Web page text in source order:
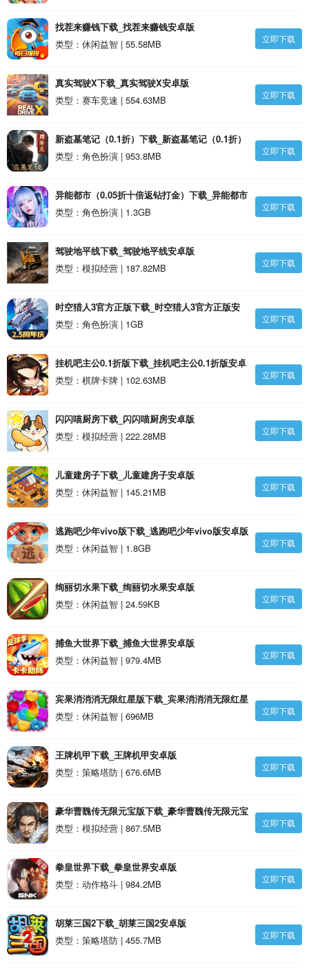
找茬来赚钱下载_找茬来赚钱安卓版
类型：休闲益智 | 55.58MB
立即下载
真实驾驶X下载_真实驾驶X安卓版
类型：赛车竞速 | 554.63MB
立即下载
新盗墓笔记（0.1折）下载_新盗墓笔记（0.1折）
安卓版
类型：角色扮演 | 953.8MB 立即下载
异能都市（0.05折十倍返钻打金）下载_异能都市
（0.05折十倍返钻打金）安卓版
类型：角色扮演 | 1.3GB 立即下载
驾驶地平线下载_驾驶地平线安卓版
类型：模拟经营 | 187.82MB
立即下载
时空猎人3官方正版下载_时空猎人3官方正版安
卓版
类型：角色扮演 | 1GB 立即下载
挂机吧主公0.1折版下载_挂机吧主公0.1折版安卓
版
类型：棋牌卡牌 | 102.63MB 立即下载
闪闪喵厨房下载_闪闪喵厨房安卓版
类型：模拟经营 | 222.28MB
立即下载
儿童建房子下载_儿童建房子安卓版
类型：休闲益智 | 145.21MB
立即下载
逃跑吧少年vivo版下载_逃跑吧少年vivo版安卓版
类型：休闲益智 | 1.8GB
立即下载
绚丽切水果下载_绚丽切水果安卓版
类型：休闲益智 | 24.59KB
立即下载
捕鱼大世界下载_捕鱼大世界安卓版
类型：休闲益智 | 979.4MB
立即下载
宾果消消消无限红星版下载_宾果消消消无限红星
版安卓版
类型：休闲益智 | 696MB 立即下载
王牌机甲下载_王牌机甲安卓版
类型：策略塔防 | 676.6MB
立即下载
豪华曹魏传无限元宝版下载_豪华曹魏传无限元宝
版安卓版
类型：模拟经营 | 867.5MB 立即下载
拳皇世界下载_拳皇世界安卓版
类型：动作格斗 | 984.2MB
立即下载
胡莱三国2下载_胡莱三国2安卓版
类型：策略塔防 | 455.7MB
立即下载